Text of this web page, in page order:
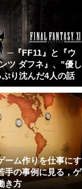
─『FF11』と『ウ
ツ ダフネ』、"優し
り沈んだ4人の話
ーム作りを仕事にす
手の事例に見る，ゲ
き方